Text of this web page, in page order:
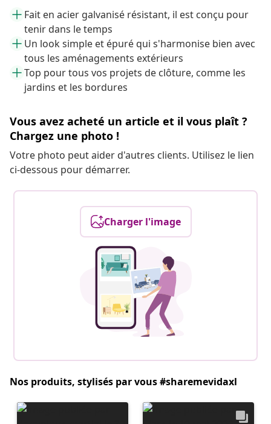
Fait en acier galvanisé résistant, il est conçu pour
tenir dans le temps
Un look simple et épuré qui s'harmonise bien avec
tous les aménagements extérieurs
Top pour tous vos projets de clôture, comme les
jardins et les bordures
Vous avez acheté un article et il vous plaît ?
Chargez une photo !
Votre photo peut aider d'autres clients. Utilisez le lien
ci-dessous pour démarrer.
Charger l'image
Nos produits, stylisés par vous #sharemevidaxl